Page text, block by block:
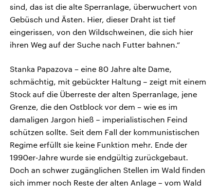
sind, das ist die alte Sperranlage, überwuchert von
Gebüsch und Ästen. Hier, dieser Draht ist tief
eingerissen, von den Wildschweinen, die sich hier
ihren Weg auf der Suche nach Futter bahnen.“
Stanka Papazova – eine 80 Jahre alte Dame,
schmächtig, mit gebückter Haltung – zeigt mit einem
Stock auf die Überreste der alten Sperranlage, jene
Grenze, die den Ostblock vor dem – wie es im
damaligen Jargon hieß – imperialistischen Feind
schützen sollte. Seit dem Fall der kommunistischen
Regime erfüllt sie keine Funktion mehr. Ende der
1990er-Jahre wurde sie endgültig zurückgebaut.
Doch an schwer zugänglichen Stellen im Wald finden
sich immer noch Reste der alten Anlage – vom Wald